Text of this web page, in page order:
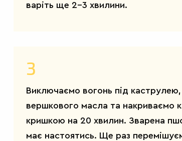
варіть ще 2-3 хвилини.
3
Виключаємо вогонь під
вершкового масла та накриваємо
кришкою на 20 хвилин. Зварена
має настоятись. Ще раз